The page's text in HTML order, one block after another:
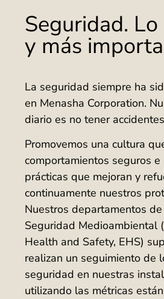
Seguridad.
y más
La seguridad siempre ha
en Menasha Corporation.
diario es no tener
Promovemos una cultura
comportamientos seguros e
prácticas que mejoran y
continuamente nuestros
Nuestros departamentos
Seguridad Medioambiental
Health and Safety, EHS)
realizan un seguimiento de
seguridad en nuestras
utilizando las métricas